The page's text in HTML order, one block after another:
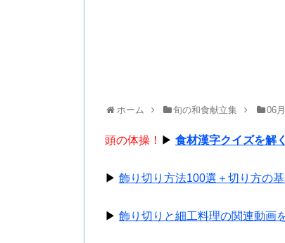
ホーム 旬の和食献立集 06
頭の体操！ ▶ 食材漢字クイズを解く
▶ 飾り切り方法100選＋切り方の
▶ 飾り切りと細工料理の関連動画